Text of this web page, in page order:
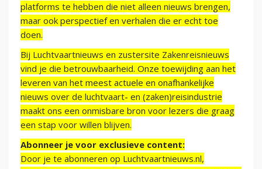
platforms te hebben die niet alleen nieuws brengen,
maar ook perspectief en verhalen die er echt toe
doen.
Bij Luchtvaartnieuws en zustersite Zakenreisnieuws
vind je die betrouwbaarheid. Onze toewijding aan het
leveren van het meest actuele en onafhankelijke
nieuws over de luchtvaart- en (zaken)reisindustrie
maakt ons een onmisbare bron voor lezers die graag
een stap voor willen blijven.
Abonneer je voor exclusieve content:
Door je te abonneren op Luchtvaartnieuws.nl,